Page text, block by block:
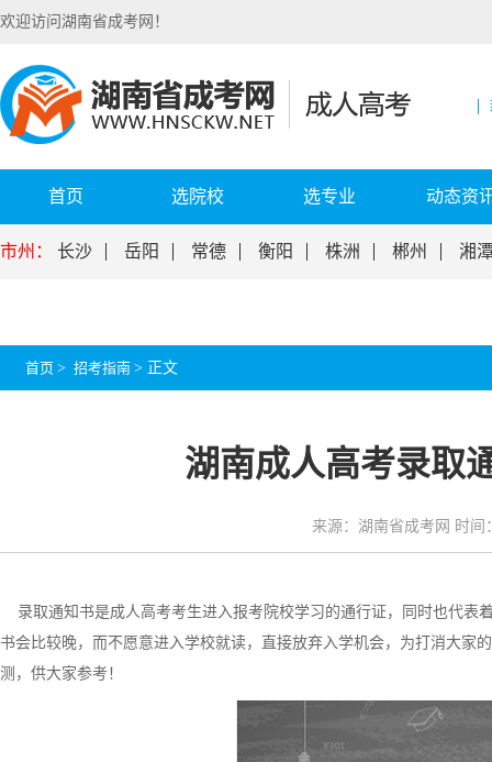
欢迎访问湖南省成考网！
首页 选院校 选专业 动态资
市州： 长沙 岳阳 常德 衡阳 株洲 郴州 湘
首页 > 招考指南 > 正文
湖南成人高考录取
来源：湖南省成考网 时间
录取通知书是成人高考考生进入报考院校学习的通行证，同时也代表
书会比较晚，而不愿意进入学校就读，直接放弃入学机会，为打消大家
测，供大家参考！